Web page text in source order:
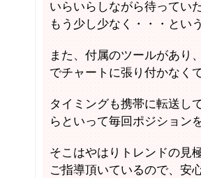
いらいらしながら待ってい
もう少し少なく・・・とい
また、付属のツールがあり
でチャートに張り付かなく
タイミングも携帯に転送し
らといって毎回ポジション
そこはやはりトレンドの見
ご指導頂いているので、安